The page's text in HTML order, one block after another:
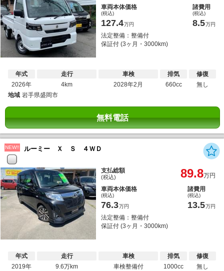
車両本体価格
(税込)
127.4万円
諸費用
(税込)
8.5万円
法定整備：整備付
保証付 (3ヶ月・3000km)
年式
2026年
走行
4km
車検
2028年2月
排気
660cc
修復
無し
地域 岩手県盛岡市
無料電話
NEW!! ルーミー Ｘ Ｓ ４ＷＤ
支払総額
(税込) 89.8万円
車両本体価格
(税込)
76.3万円
諸費用
(税込)
13.5万円
法定整備：整備付
保証付 (3ヶ月・3000km)
年式
2019年
走行
9.6万km
車検
車検整備付
排気
1000cc
修復
無し